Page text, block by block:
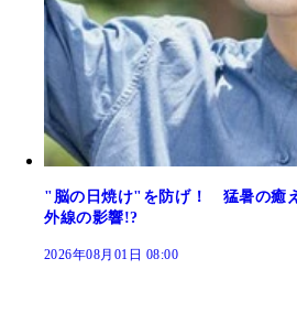
"脳の日焼け"を防げ！ 猛暑の癒
外線の影響!?
2026年08月01日 08:00